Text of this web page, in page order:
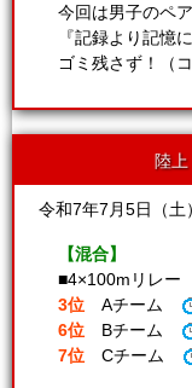
今回は男子のペ
『記録より記憶
ゴミ残さず！（
陸上
令和7年7月5日（土）
【混合】
■4×100mリレー
3位 Aチーム
6位 Bチーム
7位 Cチーム